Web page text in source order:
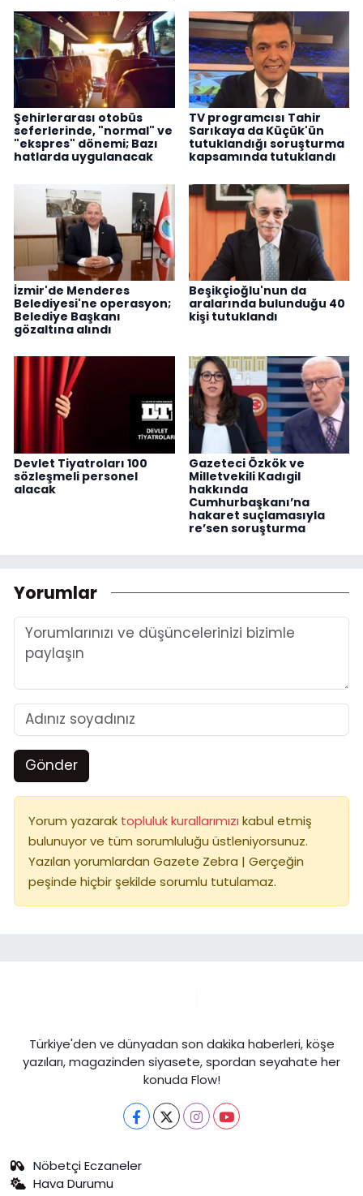
Şehirlerarası otobüs
seferlerinde, "normal" ve
"ekspres" dönemi; Bazı
hatlarda uygulanacak
TV programcısı Tahir
Sarıkaya da Küçük'ün
tutuklandığı soruşturma
kapsamında tutuklandı
İzmir'de Menderes
Belediyesi'ne operasyon;
Belediye Başkanı
gözaltına alındı
Beşikçioğlu'nun da
aralarında bulunduğu 40
kişi tutuklandı
Devlet Tiyatroları 100
sözleşmeli personel
alacak
Gazeteci Özkök ve
Milletvekili Kadıgil
hakkında
Cumhurbaşkanı’na
hakaret suçlamasıyla
re’sen soruşturma
Yorumlar
Gönder
Yorum yazarak topluluk kurallarımızı kabul etmiş
bulunuyor ve tüm sorumluluğu üstleniyorsunuz.
Yazılan yorumlardan Gazete Zebra | Gerçeğin
peşinde hiçbir şekilde sorumlu tutulamaz.
Türkiye'den ve dünyadan son dakika haberleri, köşe
yazıları, magazinden siyasete, spordan seyahate her
konuda Flow!
Nöbetçi Eczaneler
Hava Durumu